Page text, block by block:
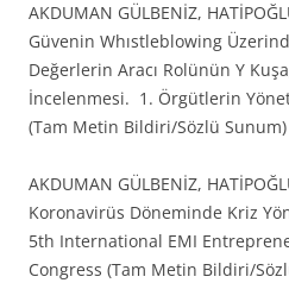
AKDUMAN GÜLBENİZ,
Güvenin Whıstleblowing
Değerlerin Aracı Rolünün Y
İncelenmesi. 1. Örgütlerin
(Tam Metin Bildiri/Sözlü Sunum)
AKDUMAN GÜLBENİZ,
Koronavirüs Döneminde Kriz
5th International EMI
Congress (Tam Metin Bildiri/